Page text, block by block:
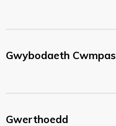
Gwybodaeth Cwmpas
Gwerthoedd